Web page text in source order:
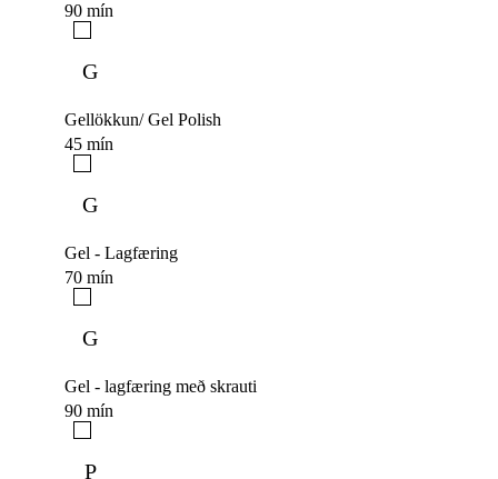
90 mín
G
Gellökkun/ Gel Polish
45 mín
G
Gel - Lagfæring
70 mín
G
Gel - lagfæring með skrauti
90 mín
P